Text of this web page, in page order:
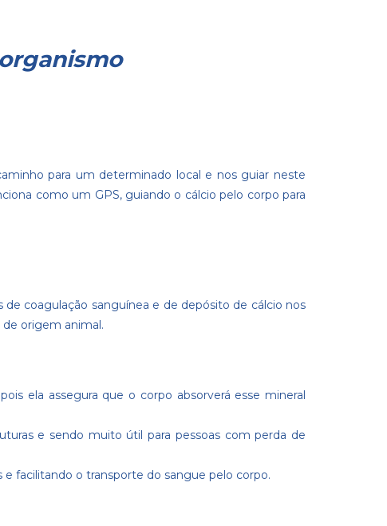
para um determinado local e nos guiar neste
como um GPS, guiando o cálcio pelo corpo para
coagulação sanguínea e de depósito de cálcio nos
origem animal.
ela assegura que o corpo absorverá esse mineral
e sendo muito útil para pessoas com perda de
e facilitando o transporte do sangue pelo corpo.